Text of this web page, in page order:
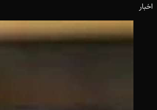
اخبار